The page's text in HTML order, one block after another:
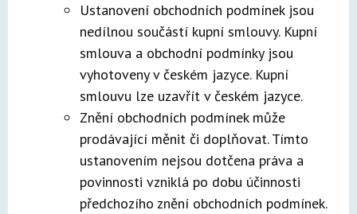
Ustanovení obchodních podmínek jsou
nedílnou součástí kupní smlouvy. Kupní
smlouva a obchodní podmínky jsou
vyhotoveny v českém jazyce. Kupní
smlouvu lze uzavřít v českém jazyce.
Znění obchodních podmínek může
prodávající měnit či doplňovat. Tímto
ustanovením nejsou dotčena práva a
povinnosti vzniklá po dobu účinnosti
předchozího znění obchodních podmínek.